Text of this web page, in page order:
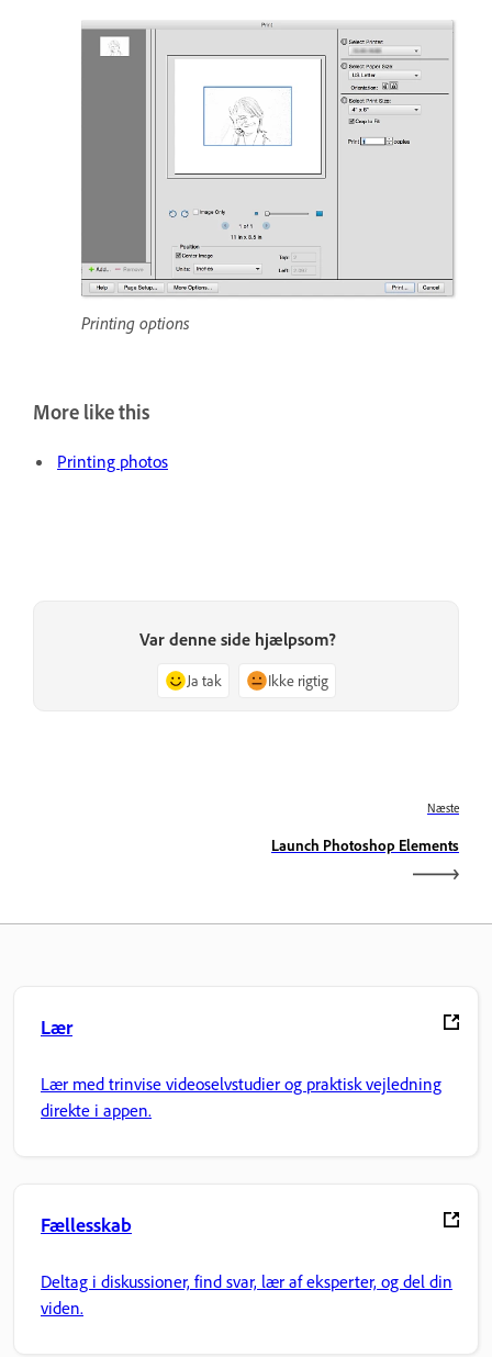
Printing options
More like this
Printing photos
Var denne side hjælpsom?
Ja tak Ikke rigtig
Næste
Launch Photoshop Elements
Lær
Lær med trinvise videoselvstudier og praktisk vejledning
direkte i appen.
Fællesskab
Deltag i diskussioner, find svar, lær af eksperter, og del din
viden.